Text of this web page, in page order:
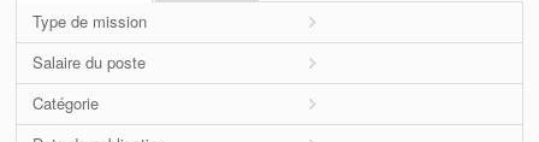
Type de mission
Salaire du poste
Catégorie